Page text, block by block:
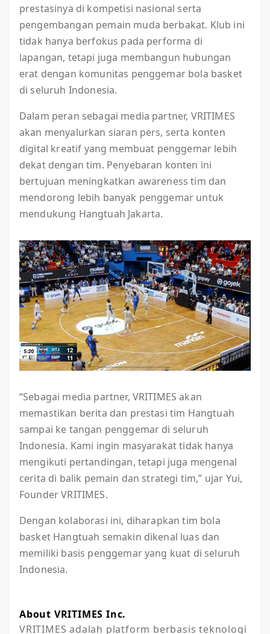
prestasinya di kompetisi nasional serta
pengembangan pemain muda berbakat. Klub ini
tidak hanya berfokus pada performa di
lapangan, tetapi juga membangun hubungan
erat dengan komunitas penggemar bola basket
di seluruh Indonesia.
Dalam peran sebagai media partner, VRITIMES
akan menyalurkan siaran pers, serta konten
digital kreatif yang membuat penggemar lebih
dekat dengan tim. Penyebaran konten ini
bertujuan meningkatkan awareness tim dan
mendorong lebih banyak penggemar untuk
mendukung Hangtuah Jakarta.
“Sebagai media partner, VRITIMES akan
memastikan berita dan prestasi tim Hangtuah
sampai ke tangan penggemar di seluruh
Indonesia. Kami ingin masyarakat tidak hanya
mengikuti pertandingan, tetapi juga mengenal
cerita di balik pemain dan strategi tim,” ujar Yui,
Founder VRITIMES.
Dengan kolaborasi ini, diharapkan tim bola
basket Hangtuah semakin dikenal luas dan
memiliki basis penggemar yang kuat di seluruh
Indonesia.
About VRITIMES Inc.
VRITIMES adalah platform berbasis teknologi